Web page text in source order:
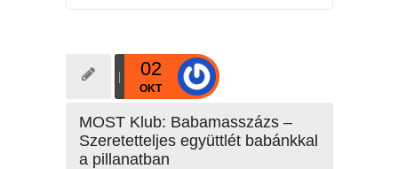
02
OKT
MOST Klub: Babamasszázs –
Szeretetteljes együttlét babánkkal
a pillanatban